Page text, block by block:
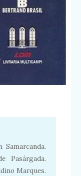
Pasárgada.
Marques.